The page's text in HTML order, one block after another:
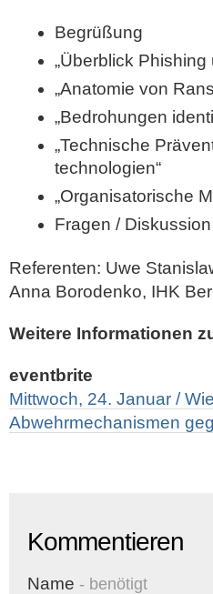
Begrüßung
„Überblick
„Anatomie von
„Bedrohungen
„Technische
technologien“
„Organisatorische
Fragen /
Referenten: Uwe
Anna Borodenko, IHK
Weitere Informationen
eventbrite
Mittwoch, 24. Januar /
Abwehrmechanismen
Kommentieren
Name - benötigt